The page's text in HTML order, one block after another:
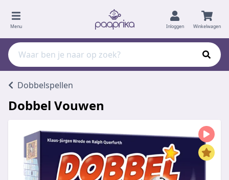
Menu Inloggen Winkelwagen
Dobbelspellen
Dobbel Vouwen